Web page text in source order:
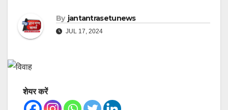
By jantantrasetunews
JUL 17, 2024
शेयर करें